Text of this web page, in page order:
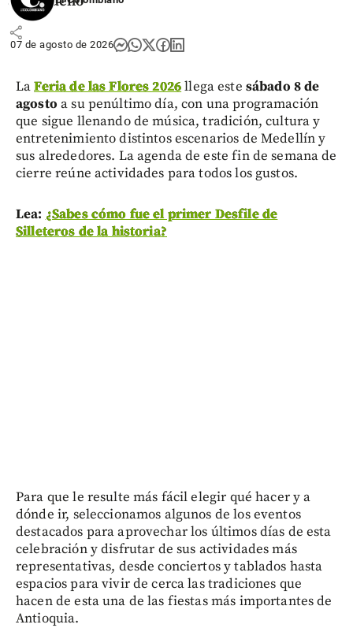
share
07 de agosto de 2026
LaFeria de las Flores 2026llega este sábado 8 de
agosto a su penúltimo día, con una programación
que sigue llenando de música, tradición, cultura y
entretenimiento distintos escenarios de Medellín y
sus alrededores. La agenda de este fin de semana de
cierre reúne actividades para todos los gustos.
Lea: ¿Sabes cómo fue el primer Desfile de
Silleteros de la historia?
Para que le resulte más fácil elegir qué hacer y a
dónde ir, seleccionamos algunos de los eventos
destacados para aprovechar los últimos días de esta
celebración y disfrutar de sus actividades más
representativas, desde conciertos y tablados hasta
espacios para vivir de cerca las tradiciones que
hacen de esta una de las fiestas más importantes de
Antioquia.